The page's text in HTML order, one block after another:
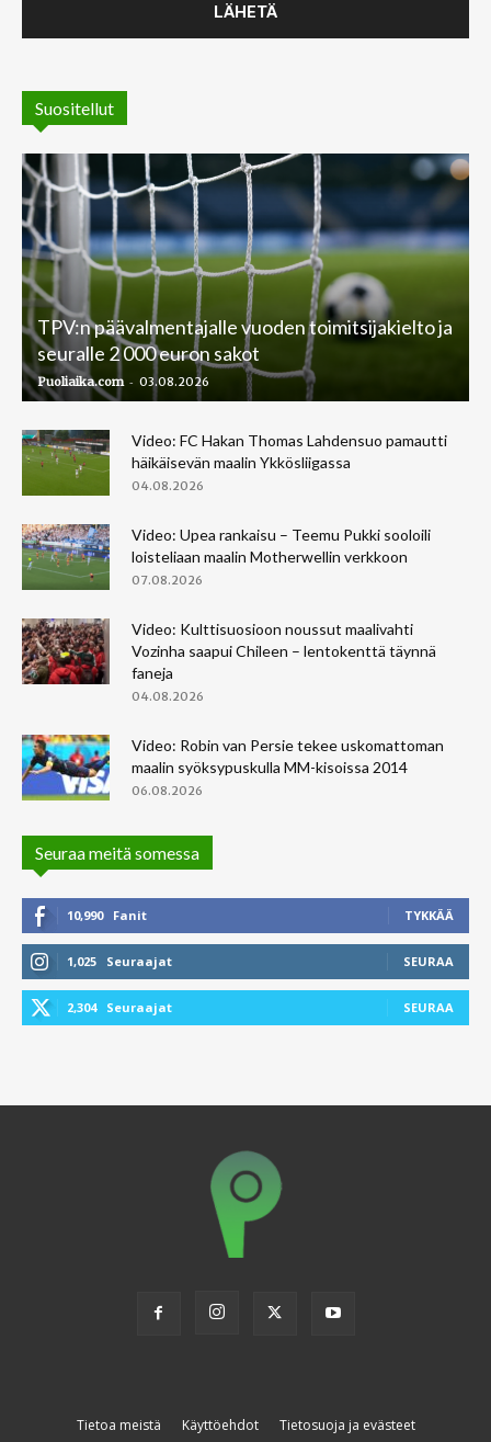
Suositellut
TPV:n päävalmentajalle vuoden toimitsijakielto ja
seuralle 2 000 euron sakot
Puoliaika.com - 03.08.2026
Video: FC Hakan Thomas Lahdensuo pamautti
häikäisevän maalin Ykkösliigassa
04.08.2026
Video: Upea rankaisu – Teemu Pukki sooloili
loisteliaan maalin Motherwellin verkkoon
07.08.2026
Video: Kulttisuosioon noussut maalivahti
Vozinha saapui Chileen – lentokenttä täynnä
faneja
04.08.2026
Video: Robin van Persie tekee uskomattoman
maalin syöksypuskulla MM-kisoissa 2014
06.08.2026
Seuraa meitä somessa
10,990 Fanit TYKKÄÄ
1,025 Seuraajat SEURAA
2,304 Seuraajat SEURAA
Tietoa meistä Käyttöehdot Tietosuoja ja evästeet